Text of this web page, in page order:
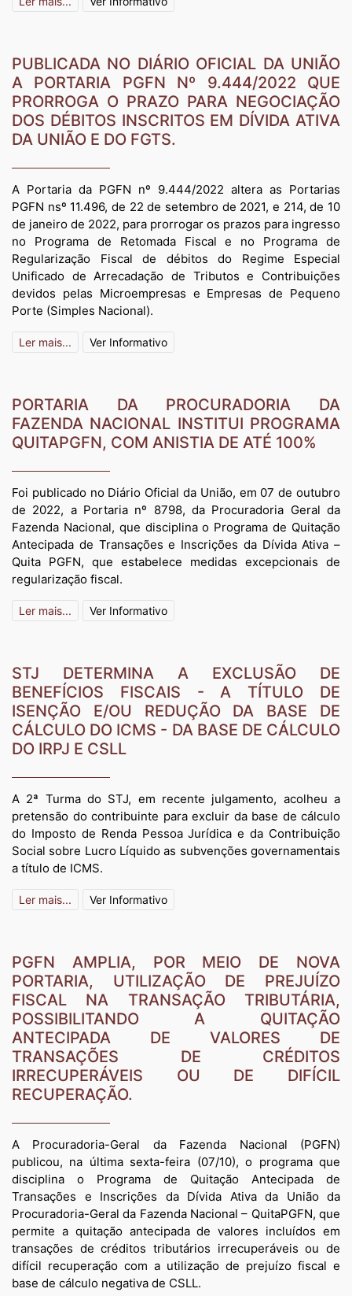
PUBLICADA NO DIÁRIO OFICIAL DA UNIÃO
A PORTARIA PGFN Nº 9.444/2022 QUE
PRORROGA O PRAZO PARA NEGOCIAÇÃO
DOS DÉBITOS INSCRITOS EM DÍVIDA ATIVA
DA UNIÃO E DO FGTS.
A Portaria da PGFN nº 9.444/2022 altera as Portarias
PGFN nsº 11.496, de 22 de setembro de 2021, e 214, de 10
de janeiro de 2022, para prorrogar os prazos para ingresso
no Programa de Retomada Fiscal e no Programa de
Regularização Fiscal de débitos do Regime Especial
Unificado de Arrecadação de Tributos e Contribuições
devidos pelas Microempresas e Empresas de Pequeno
Porte (Simples Nacional).
Ler mais... Ver Informativo
PORTARIA DA PROCURADORIA DA
FAZENDA NACIONAL INSTITUI PROGRAMA
QUITAPGFN, COM ANISTIA DE ATÉ 100%
Foi publicado no Diário Oficial da União, em 07 de outubro
de 2022, a Portaria nº 8798, da Procuradoria Geral da
Fazenda Nacional, que disciplina o Programa de Quitação
Antecipada de Transações e Inscrições da Dívida Ativa –
Quita PGFN, que estabelece medidas excepcionais de
regularização fiscal.
Ler mais... Ver Informativo
STJ DETERMINA A EXCLUSÃO DE
BENEFÍCIOS FISCAIS - A TÍTULO DE
ISENÇÃO E/OU REDUÇÃO DA BASE DE
CÁLCULO DO ICMS - DA BASE DE CÁLCULO
DO IRPJ E CSLL
A 2ª Turma do STJ, em recente julgamento, acolheu a
pretensão do contribuinte para excluir da base de cálculo
do Imposto de Renda Pessoa Jurídica e da Contribuição
Social sobre Lucro Líquido as subvenções governamentais
a título de ICMS.
Ler mais... Ver Informativo
PGFN AMPLIA, POR MEIO DE NOVA
PORTARIA, UTILIZAÇÃO DE PREJUÍZO
FISCAL NA TRANSAÇÃO TRIBUTÁRIA,
POSSIBILITANDO A QUITAÇÃO
ANTECIPADA DE VALORES DE
TRANSAÇÕES DE CRÉDITOS
IRRECUPERÁVEIS OU DE DIFÍCIL
RECUPERAÇÃO.
A Procuradoria-Geral da Fazenda Nacional (PGFN)
publicou, na última sexta-feira (07/10), o programa que
disciplina o Programa de Quitação Antecipada de
Transações e Inscrições da Dívida Ativa da União da
Procuradoria-Geral da Fazenda Nacional – QuitaPGFN, que
permite a quitação antecipada de valores incluídos em
transações de créditos tributários irrecuperáveis ou de
difícil recuperação com a utilização de prejuízo fiscal e
base de cálculo negativa de CSLL.